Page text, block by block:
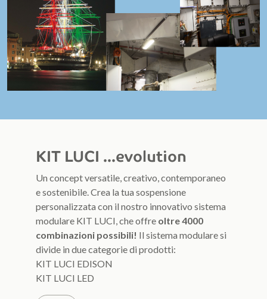
KIT LUCI ...evolution
Un concept versatile, creativo, contemporaneo
e sostenibile. Crea la tua sospensione
personalizzata con il nostro innovativo sistema
modulare KIT LUCI, che offre oltre 4000
combinazioni possibili! Il sistema modulare si
divide in due categorie di prodotti:
KIT LUCI EDISON
KIT LUCI LED